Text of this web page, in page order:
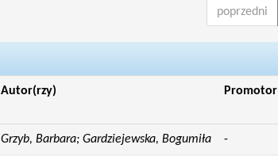
poprzedni
Autor(rzy) Promotor
Grzyb, Barbara; Gardziejewska, Bogumiła -